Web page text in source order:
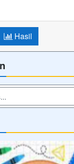
Hasil